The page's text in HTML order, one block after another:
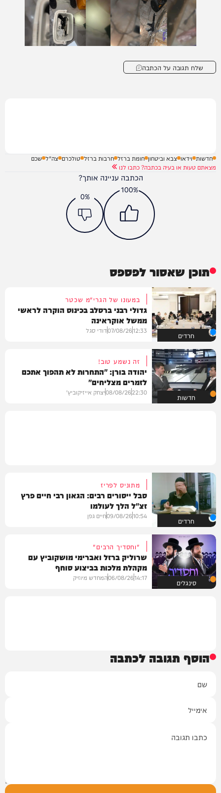
שלח תגובה על הכתבה
חדשות וידאו צבא וביטחון חומת ברזל חרבות ברזל טולכרם צה"ל שכם
מצאתם טעות או בעיה בכתבה? כתבו לנו
הכתבה עניינה אותך?
100%
0%
תוכן שאסור לפספס
חרדים
במעונו של הגרי"מ שכטר
גדולי רבני ברסלב בכינוס הוקרה לראשי
ממשל אוקראינה
12:33
07/08/26דודי סגל
חדשות
זה נשמע טוב!
יהודה בורן: "התחרות לא תהפוך אתכם
לזמרים מצליחים"
22:30
08/08/26יצחק אייזיקוביץ'
חרדים
מתוניס לפריז
סבל ייסורים רבים: הגאון רבי חיים פרץ
זצ"ל הלך לעולמו
10:54
09/08/26חיים גפן
סינגלים
"וחסדיך הרבים"
שרוליק ברזל ואברימי מושקוביץ עם
מקהלת מלכות בביצוע סוחף
14:17
06/08/26המחדש מיוזיק
הוסף תגובה לכתבה